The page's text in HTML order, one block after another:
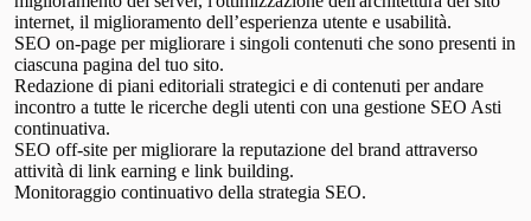
internet, il miglioramento dell’esperienza utente e usabilità.
SEO on-page per migliorare i singoli contenuti che sono presenti in
ciascuna pagina del tuo sito.
Redazione di piani editoriali strategici e di contenuti per andare
incontro a tutte le ricerche degli utenti con una gestione SEO Asti
continuativa.
SEO off-site per migliorare la reputazione del brand attraverso
attività di link earning e link building.
Monitoraggio continuativo della strategia SEO.